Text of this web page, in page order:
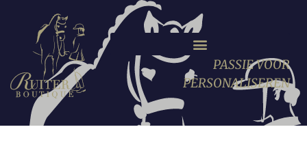
PASSIE VOOR
PERSONALISEREN